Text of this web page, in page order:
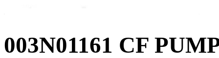
003N01161 CF